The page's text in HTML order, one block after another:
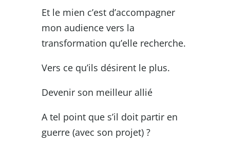
Et le mien c’est d’accompagner
mon audience vers la
transformation qu’elle recherche.
Vers ce qu’ils désirent le plus.
Devenir son meilleur allié
A tel point que s’il doit partir en
guerre (avec son projet) ?